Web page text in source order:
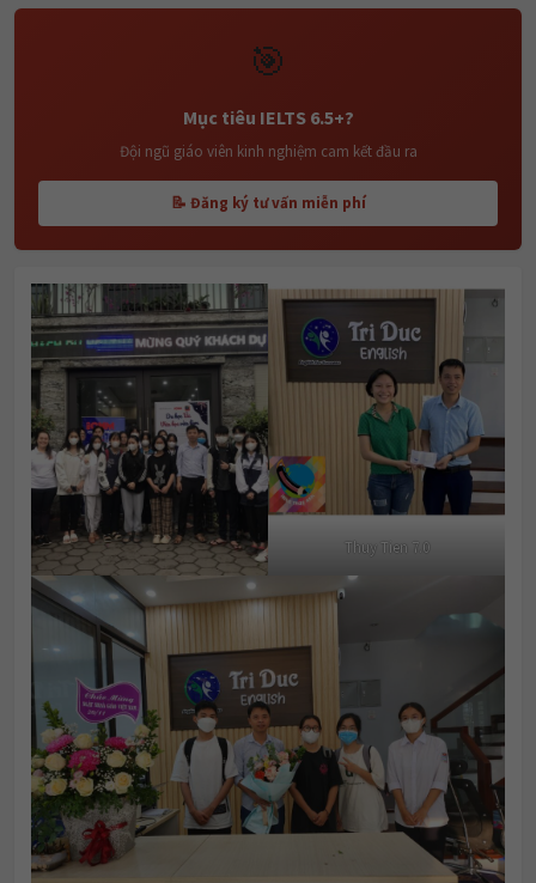
🎯
Mục tiêu IELTS 6.5+?
Đội ngũ giáo viên kinh nghiệm cam kết đầu ra
📝 Đăng ký tư vấn miễn phí
Thuy Tien 7.0